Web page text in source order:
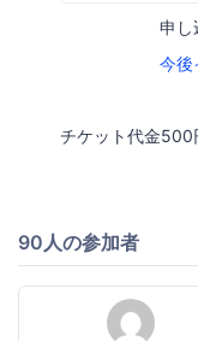
申し
今後
チケット代金500
90人の参加者